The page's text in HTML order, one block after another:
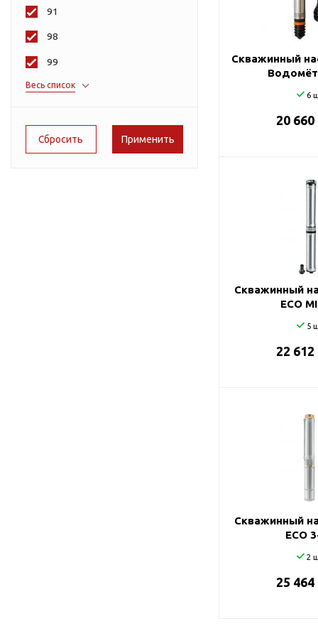
Насосы для перекачки
Джилекс
75
91
98
99
Весь список
Скважинный
6
20 660
Скважинный
ECO
5
22 612
Скважинный
ECO
2
25 464